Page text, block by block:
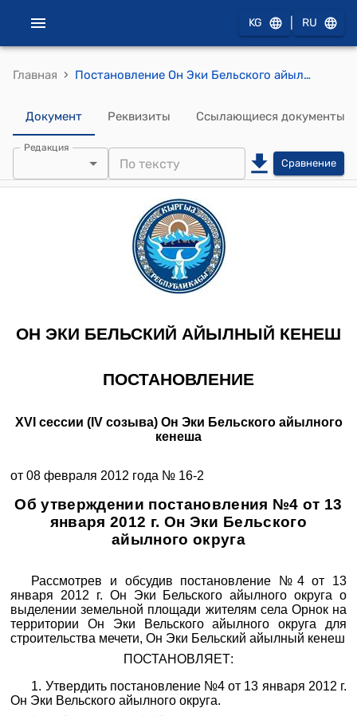
KG RU
Главная › Постановление Он Эки Бельского айылного кенеша от 08 февраля 2012 года № 16-2 "Об утверждении постановления №4 от 13 января 2012 г. Он Эки Бельского айылного округа"
Документ Реквизиты Ссылающиеся документы
Редакция
Сравнение